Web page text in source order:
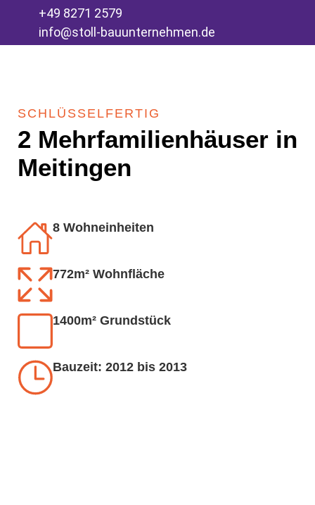
+49 8271 2579
info@stoll-bauunternehmen.de
SCHLÜSSELFERTIG
2 Mehrfamilienhäuser in
Meitingen
8 Wohneinheiten
772m² Wohnfläche
1400m² Grundstück
Bauzeit: 2012 bis 2013